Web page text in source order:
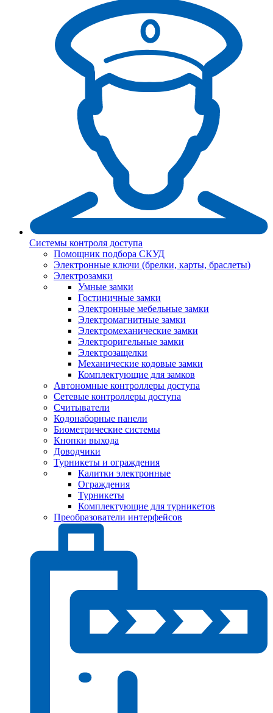
Системы контроля доступа
Помощник подбора СКУД
Электронные ключи (брелки, карты, браслеты)
Электрозамки
Умные замки
Гостиничные замки
Электронные мебельные замки
Электромагнитные замки
Электромеханические замки
Электроригельные замки
Электрозащелки
Механические кодовые замки
Комплектующие для замков
Автономные контроллеры доступа
Сетевые контроллеры доступа
Считыватели
Кодонаборные панели
Биометрические системы
Кнопки выхода
Доводчики
Турникеты и ограждения
Калитки электронные
Ограждения
Турникеты
Комплектующие для турникетов
Преобразователи интерфейсов